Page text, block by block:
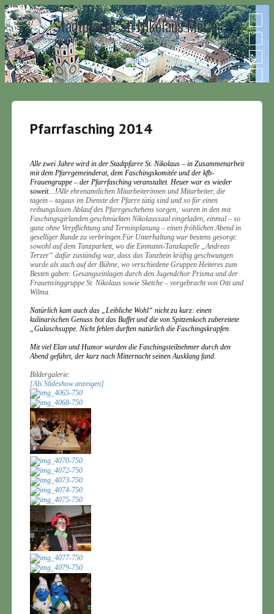
Stadtpfarre St. Nikolaus Meran
WEBSEITE DER STADTPFARRE ST. NIKOLAUS IN MERAN/SÜDTIROL
Pfarrfasching 2014
Alle zwei Jahre wird in der Stadtpfarre St. Nikolaus – in Zusammenarbeit
mit dem Pfarrgemeinderat, dem Faschingskomitée und der kfb-
Frauengruppe – der Pfarrfasching veranstaltet. Heuer war es wieder
soweit…!Alle ehrenamtlichen Mitarbeiterinnen und Mitarbeiter, die
tagein – tagaus im Dienste der Pfarre tätig sind und so für einen
reibungslosen Ablauf des Pfarrgeschehens sorgen, waren in den mit
Faschingsgirlanden geschmückten Nikolaussaal eingeladen, einmal – so
ganz ohne Verpflichtung und Terminplanung – einen fröhlichen Abend in
geselliger Runde zu verbringen.Für Unterhaltung war bestens gesorgt:
sowohl auf dem Tanzparkett, wo die Einmann-Tanzkapelle „Andreas
Terzer“ dafür zuständig war, dass das Tanzbein kräftig geschwungen
wurde als auch auf der Bühne, wo verschiedene Gruppen Heiteres zum
Besten gaben: Gesangseinlagen durch den Jugendchor Prisma und der
Frauensinggruppe St. Nikolaus sowie Sketche – vorgebracht von Otti und
Wilma.
Natürlich kam auch das „Leibliche Wohl“ nicht zu kurz: einen
kulinarischen Genuss bot das Buffet und die von Spitzenkoch zubereitete
„Gulaschsuppe. Nicht fehlen durften natürlich die Faschingskrapfen.
Mit viel Elan und Humor wurden die Faschingsteilnehmer durch den
Abend geführt, der kurz nach Mitternacht seinen Ausklang fand.
Bildergalerie:
[Als Slideshow anzeigen]